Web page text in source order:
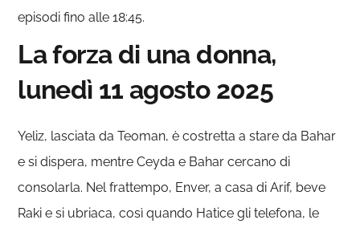
episodi fino alle 18:45.
La forza di una donna,
lunedì 11 agosto 2025
Yeliz, lasciata da Teoman, è costretta a stare da Bahar
e si dispera, mentre Ceyda e Bahar cercano di
consolarla. Nel frattempo, Enver, a casa di Arif, beve
Raki e si ubriaca, così quando Hatice gli telefona, le